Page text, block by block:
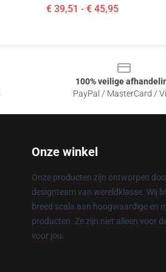
€ 39,51 - € 45,95
100% veilige
PayPal / MasterCard /
Onze winkel
Onze producten zijn ontworpen
designteam van wereldklasse. Wij
breed scala aan hoogwaardige en
producten. Ze zijn niet alleen voor
voor jou.